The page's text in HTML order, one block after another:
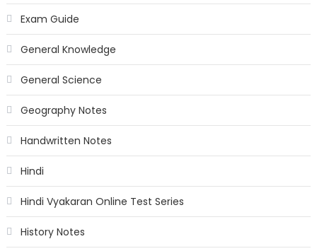
Exam Guide
General Knowledge
General Science
Geography Notes
Handwritten Notes
Hindi
Hindi Vyakaran Online Test Series
History Notes